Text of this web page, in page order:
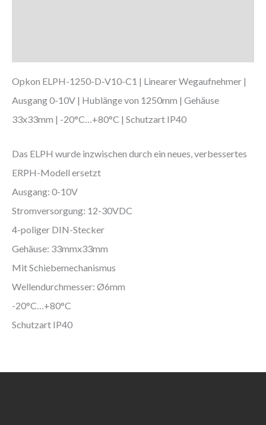
Opkon ELPH-1250-D-V10-C1 | Linearer Wegaufnehmer |
Ausgang 0-10V | Hublänge von 1250mm | Gehäuse
33x33mm | -20°C…+80°C | Schutzart IP40
Das ELPH wurde inzwischen durch ein neues, verbessertes
ERPH-Modell ersetzt
Ausgang: 0-10V
Stromversorgung: 12-30VDC
4-poliger DIN-Stecker
Gehäuse: 33mmx33mm
Mit Schiebemechanismus
Wellendurchmesser: Ø6mm
-20°C…+80°C
Schutzart IP40